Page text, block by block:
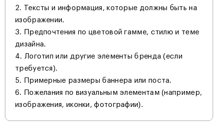
Тексты и информация, которые должны быть на
изображении.
Предпочтения по цветовой гамме, стилю и теме
дизайна.
Логотип или другие элементы бренда (если
требуется).
Примерные размеры баннера или поста.
Пожелания по визуальным элементам (например,
изображения, иконки, фотографии).